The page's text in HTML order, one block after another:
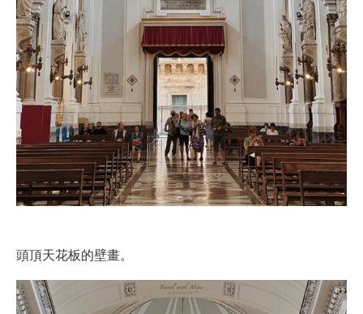
頭頂天花板的壁畫。